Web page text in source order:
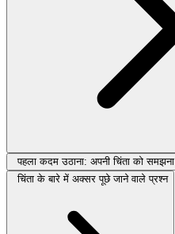
पहला कदम उठाना: अपनी चिंता को समझना
चिंता के बारे में अक्सर पूछे जाने वाले प्रश्न